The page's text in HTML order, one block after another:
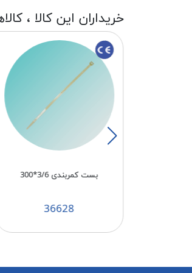
خریداران این کالا ،
بست کمربندی 3/6*300
36628